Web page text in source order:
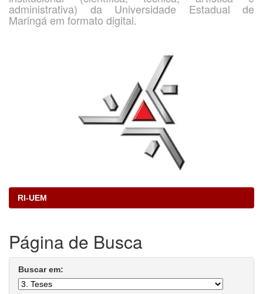
administrativa) da Universidade Estadual de
Maringá em formato digital.
RI-UEM
Página de Busca
Buscar em: